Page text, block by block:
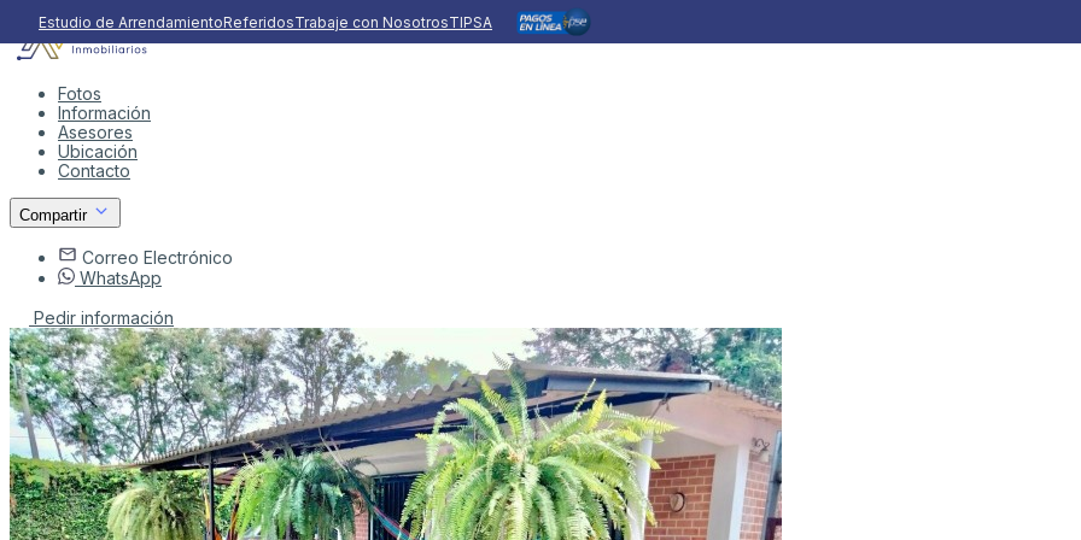
Estudio de ArrendamientoReferidosTrabaje con NosotrosTIPSA
Fotos
Información
Asesores
Ubicación
Contacto
Compartir
Correo Electrónico
WhatsApp
Pedir información